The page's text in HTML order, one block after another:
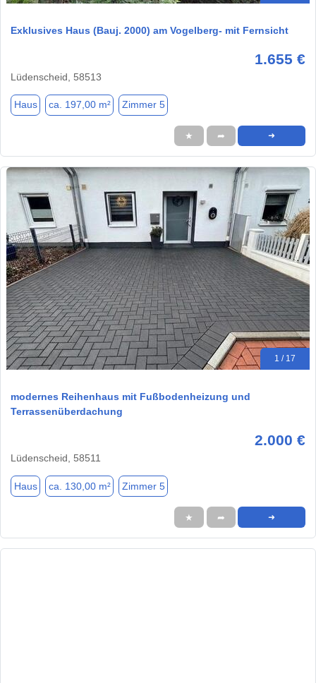
Exklusives Haus (Bauj. 2000) am Vogelberg- mit Fernsicht
1.655 €
Lüdenscheid, 58513
Haus ca. 197,00 m² Zimmer 5
★ ➦ ➜
1 / 17
modernes Reihenhaus mit Fußbodenheizung und
Terrassenüberdachung
2.000 €
Lüdenscheid, 58511
Haus ca. 130,00 m² Zimmer 5
★ ➦ ➜